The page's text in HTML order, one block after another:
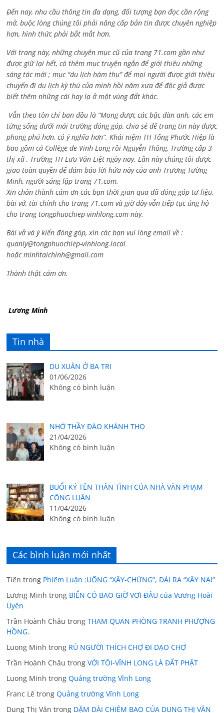
Đến nay, nhu cầu thông tin đa dạng, đối tượng bạn đọc cần rộng
mở, buộc lòng chúng tôi phải nâng cấp bản tin được chuyên nghiệp
hơn, hình thức phải bắt mắt hơn.
Với trang này, những chuyên mục cũ của trang 71.com gần như
được giữ lại hết, có thêm mục truyện ngắn để giới thiệu những
sáng tác mới ; mục “du lịch hàm thụ” để mọi người được giới thiệu
chuyến đi du lịch kỳ thú của mình hồi năm xưa để độc giả được
biết thêm những cái hay lạ ở một vùng đất khác.
Vẫn theo tôn chỉ ban đầu là “Mong được các bậc đàn anh, các em
từng sống dưới mái trường đóng góp, chia sẻ để trang tin này được
phong phú hơn, có ý nghĩa hơn”. Khái niệm TH Tống Phước Hiệp là
bao gồm cả Collège de Vinh Long rồi Nguyễn Thông, Trường cấp 3
thị xã , Trường TH Lưu Văn Liệt ngày nay. Lần này chúng tôi được
giao toàn quyền để đảm bảo lời hứa này của anh Trương Tường
Minh, người sáng lập trang 71.com.
Xin chân thành cám ơn các bạn thời gian qua đã đóng góp tư liệu,
bài vở, tài chính cho trang 71.com và giờ đây vẫn tiếp tục ủng hộ
cho trang tongphuochiep-vinhlong.com này.
Bài vở và ý kiến đóng góp, xin các bạn vui lòng email về :
quanly@tongphuochiep-vinhlong.local
hoặcminhtaichinh@gmail.com
Thành thật cám ơn.
Lương Minh
Tin nhà
DU XUÂN Ở BA TRI
01/06/2026
Không có bình luận
NHỚ THẦY ĐÀO KHÁNH THỌ
21/04/2026
Không có bình luận
BUỔI KÝ TÊN THÂN TÌNH CỦA NHÀ VĂN PHẠM
CÔNG LUẬN
11/04/2026
Không có bình luận
Các bình luận mới nhất
Tiến trong Phiếm Luận :UỐNG “XÂY-CHỪNG”, ĐÁI RA “XÂY NẠI”
Lương Minh trong BIỂN CÓ BAO GIỜ VƠI ĐÂU của Vương Hoài
Uyên
Trần Hoành Châu trongTHAM QUAN PHÒNG TRANH PHƯỢNG
HỒNG.
Luong Minh trong RỦ NGƯỜI THÍCH CHỢ ĐI DẠO CHỢ
Trần Hoành Châu trongVỚI TÔI-VĨNH LONG LÀ ĐẤT PHẬT
Luong Minh trongQuảng trường Vĩnh Long
Franc Lê trongQuảng trường Vĩnh Long
Dung Thị Vân trong DẶM DÀI CHIÊM BAO CỦA DUNG THỊ VÂN